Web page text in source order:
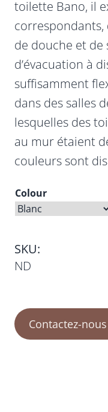
toilette Bano, il
correspondants,
de douche et de
d’évacuation à
suffisamment
dans des salles
lesquelles des
au mur étaient
couleurs sont
Colour
SKU:
ND
Contactez-